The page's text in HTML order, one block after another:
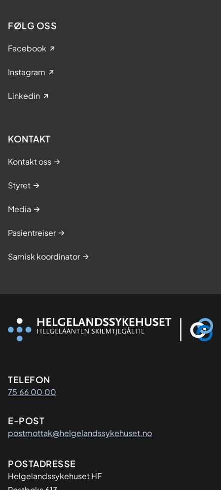
FØLG OSS
Facebook
Instagram
Linkedin
KONTAKT
Kontakt oss
Styret
Media
Pasientreiser
Samisk koordinator
Kontaktinformasjon
TELEFON
75 66 00 00
E-POST
postmottak@helgelandssykehuset.no
Adresse
POSTADRESSE
Helgelandssykehuset HF